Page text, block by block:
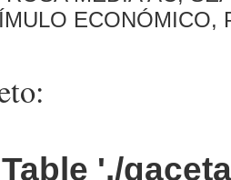
ECONÓMICO,
'./